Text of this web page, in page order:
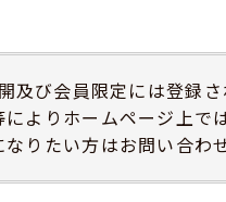
及び会員限定には登録さ
よりホームページ上で
りたい方はお問い合わ